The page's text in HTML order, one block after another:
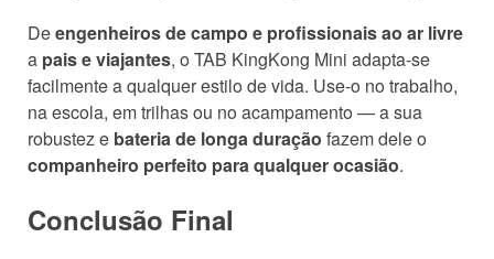
Deengenheiros de campo e profissionais ao ar livre
a pais e viajantes, o TAB KingKong Mini adapta-se
facilmente a qualquer estilo de vida. Use-o no trabalho,
na escola, em trilhas ou no acampamento — a sua
robustez e bateria de longa duração fazem dele o
companheiro perfeito para qualquer ocasião.
Conclusão Final